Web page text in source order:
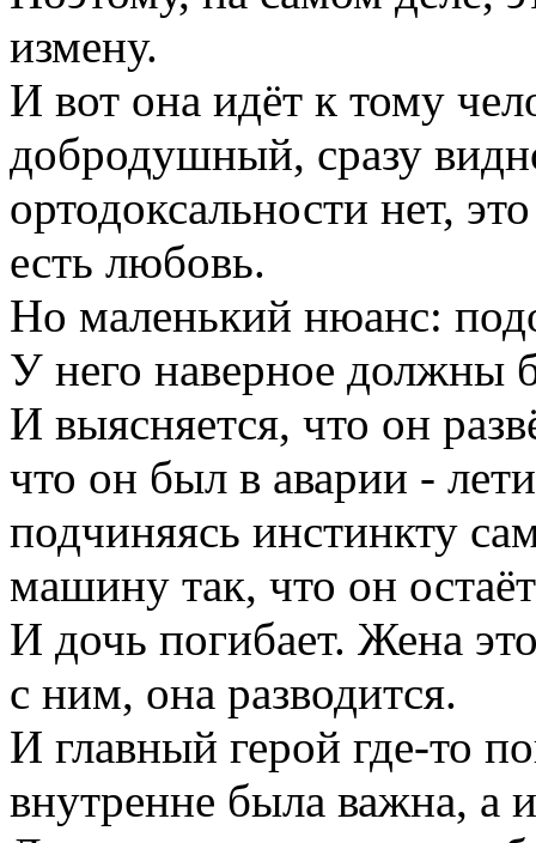
измену.
И вот она идёт к тому
добродушный, сразу
ортодоксальности нет,
есть любовь.
Но маленький нюанс:
У него наверное должны
И выясняется, что он
что он был в аварии -
подчиняясь инстинкту
машину так, что он
И дочь погибает. Жена
с ним, она разводится.
И главный герой где-то
внутренне была важна, а